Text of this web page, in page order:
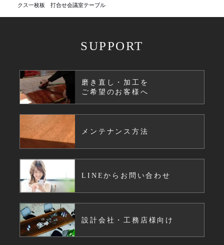
クス一枚板 打合せ会議室テーブル
SUPPORT
磨き直し・加工を
ご希望のお客様へ
メンテナンス方法
LINEからお問い合わせ
設計会社・工務店様向け